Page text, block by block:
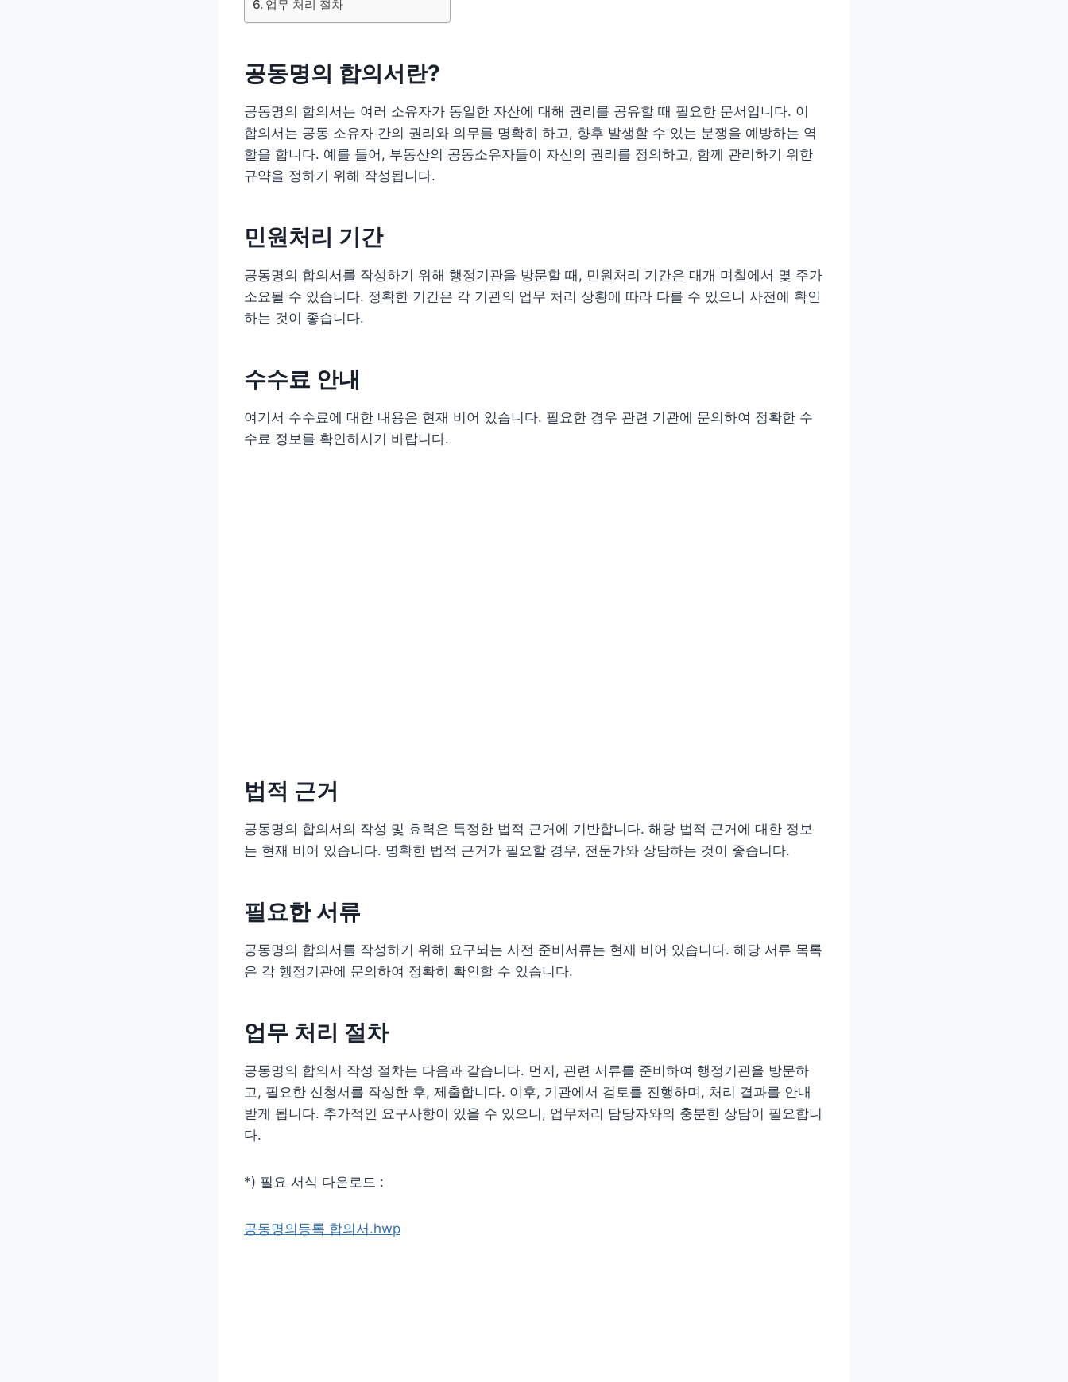
업무 처리 절차
공동명의 합의서란?
공동명의 합의서는 여러 소유자가 동일한 자산에 대해 권리를 공유할 때 필요한 문서입니다. 이
합의서는 공동 소유자 간의 권리와 의무를 명확히 하고, 향후 발생할 수 있는 분쟁을 예방하는 역
할을 합니다. 예를 들어, 부동산의 공동소유자들이 자신의 권리를 정의하고, 함께 관리하기 위한
규약을 정하기 위해 작성됩니다.
민원처리 기간
공동명의 합의서를 작성하기 위해 행정기관을 방문할 때, 민원처리 기간은 대개 며칠에서 몇 주가
소요될 수 있습니다. 정확한 기간은 각 기관의 업무 처리 상황에 따라 다를 수 있으니 사전에 확인
하는 것이 좋습니다.
수수료 안내
여기서 수수료에 대한 내용은 현재 비어 있습니다. 필요한 경우 관련 기관에 문의하여 정확한 수
수료 정보를 확인하시기 바랍니다.
법적 근거
공동명의 합의서의 작성 및 효력은 특정한 법적 근거에 기반합니다. 해당 법적 근거에 대한 정보
는 현재 비어 있습니다. 명확한 법적 근거가 필요할 경우, 전문가와 상담하는 것이 좋습니다.
필요한 서류
공동명의 합의서를 작성하기 위해 요구되는 사전 준비서류는 현재 비어 있습니다. 해당 서류 목록
은 각 행정기관에 문의하여 정확히 확인할 수 있습니다.
업무 처리 절차
공동명의 합의서 작성 절차는 다음과 같습니다. 먼저, 관련 서류를 준비하여 행정기관을 방문하
고, 필요한 신청서를 작성한 후, 제출합니다. 이후, 기관에서 검토를 진행하며, 처리 결과를 안내
받게 됩니다. 추가적인 요구사항이 있을 수 있으니, 업무처리 담당자와의 충분한 상담이 필요합니
다.
*) 필요 서식 다운로드 :
공동명의등록 합의서.hwp